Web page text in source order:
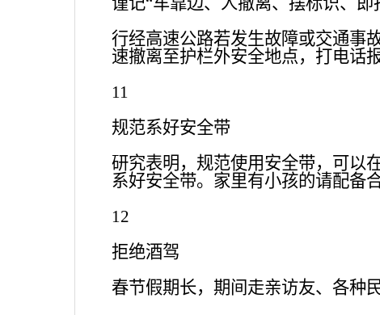
行经高速公路若发生故障或交通事
速撤离至护栏外安全地点，打电话
11
规范系好安全带
研究表明，规范使用安全带，可以
系好安全带。家里有小孩的请配备
12
拒绝酒驾
春节假期长，期间走亲访友、各种